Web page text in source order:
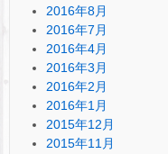
2016年8月
2016年7月
2016年4月
2016年3月
2016年2月
2016年1月
2015年12月
2015年11月